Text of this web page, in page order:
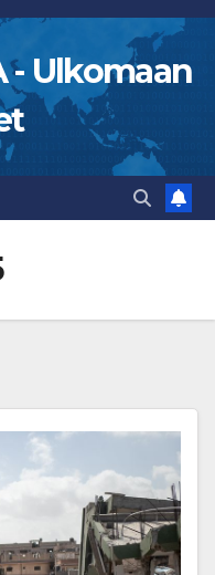
- Ulkomaan